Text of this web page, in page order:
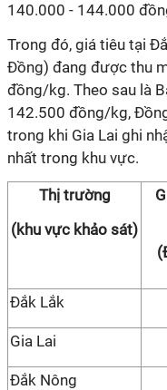
140.000 - 144.000
Trong đó, giá tiêu tại
Đồng) đang được thu
đồng/kg. Theo sau là
142.500 đồng/kg,
trong khi Gia Lai ghi
nhất trong khu vực.
Thị trường
(khu vực khảo sát)
Đắk Lắk
Gia Lai
Đắk Nông